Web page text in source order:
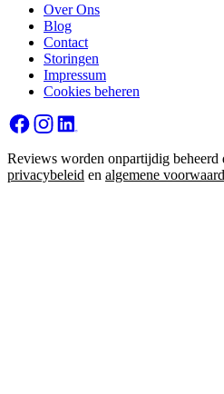
Over Ons
Blog
Contact
Storingen
Impressum
Cookies beheren
Reviews worden onpartijdig
privacybeleid en algemene